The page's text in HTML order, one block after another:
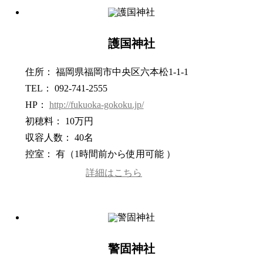
護国神社
住所： 福岡県福岡市中央区六本松1-1-1
TEL： 092-741-2555
HP： http://fukuoka-gokoku.jp/
初穂料： 10万円
収容人数： 40名
控室： 有（1時間前から使用可能 ）
詳細はこちら
警固神社